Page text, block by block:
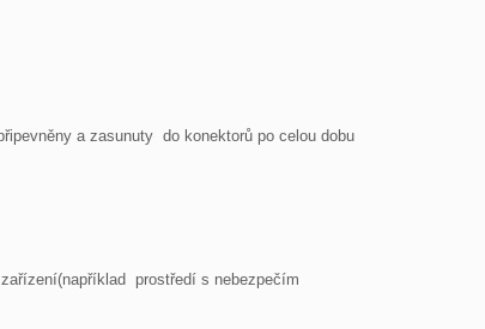
a zasunuty  do konektorů po celou dobu
prostředí s nebezpečím